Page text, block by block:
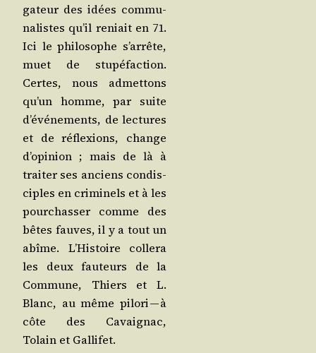
ga­teur des idées com­mu­
na­listes qu’il reniait en 71.
Ici le phi­lo­sophe s’ar­rête,
muet de stu­pé­fac­tion.
Certes, nous admet­tons
qu’un homme, par suite
d’é­vé­ne­ments, de lec­tures
et de réflexions, change
d’o­pi­nion ; mais de là à
trai­ter ses anciens condis­
ciples en cri­mi­nels et à les
pour­chas­ser comme des
bêtes fauves, il y a tout un
abîme. L’His­toire col­le­ra
les deux fau­teurs de la
Com­mune, Thiers et L.
Blanc, au même pilo­ri — à
côte des Cavai­gnac,
Tolain et Gallifet.